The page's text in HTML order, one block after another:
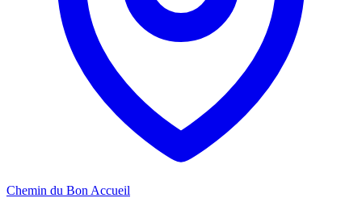
Chemin du Bon Accueil